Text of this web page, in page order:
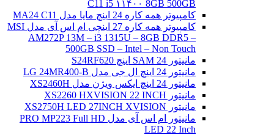
C11 i5 ۱۱۴۰۰ 8GB 500GB
کامپیوتر همه کاره 24 اینچ مایا مدل MA24 C11
کامپیوتر همه کاره 27 اینچی ام اس آی مدل MSI
AM272P 13M – i3 1315U – 8GB DDR5 –
500GB SSD – Intel – Non Touch
مانیتور 24 SAM اینچ S24RF620
مانیتور 24 اینچ ال جی مدل LG 24MR400-B
مانیتور 24 اینچ ایکس ویژن مدل XS2460H
مانیتور XS2260 HXVISION 22 INCH
مانیتور XS2750H LED 27INCH XVISION
مانیتور ام اس آی مدل PRO MP223 Full HD
LED 22 Inch